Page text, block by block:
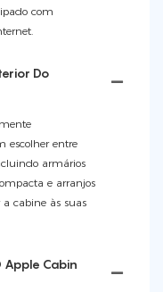
com
Do
escolher entre
armários
e arranjos
cabine às suas
Apple Cabin